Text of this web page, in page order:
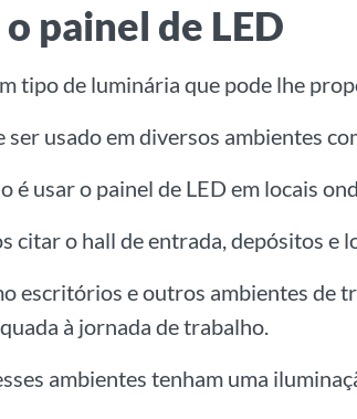
painel de LED
tipo de luminária que pode lhe
ser usado em diversos ambientes
é usar o painel de LED em locais
citar o hall de entrada, depósitos e
escritórios e outros ambientes de
à jornada de trabalho.
ambientes tenham uma